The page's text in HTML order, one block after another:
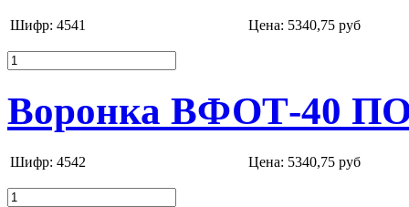
Шифр: 4541 Цена: 5340,75 руб
Воронка ВФОТ-40
Шифр: 4542 Цена: 5340,75 руб